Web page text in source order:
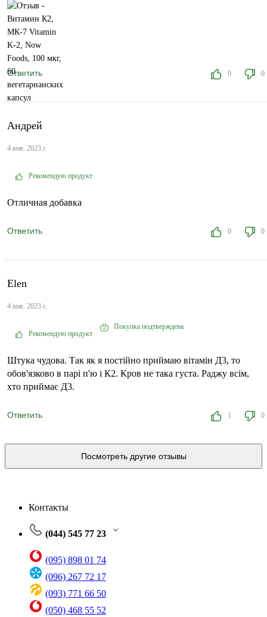
Ответить 0 0
Андрей
4 янв. 2023 г.
Рекомендую продукт
Отличная добавка
Ответить 0 0
Elen
4 янв. 2023 г.
Рекомендую продукт
Покупка подтверждена
Штука чудова. Так як я постійно приймаю вітамін Д3, то
обов'язково в парі п'ю і К2. Кров не така густа. Раджу всім,
хто приймає Д3.
Ответить 1 0
Посмотреть другие отзывы
Контакты
(044) 545 77 23
(095) 898 01 74
(096) 267 72 17
(093) 771 66 50
(050) 468 55 52